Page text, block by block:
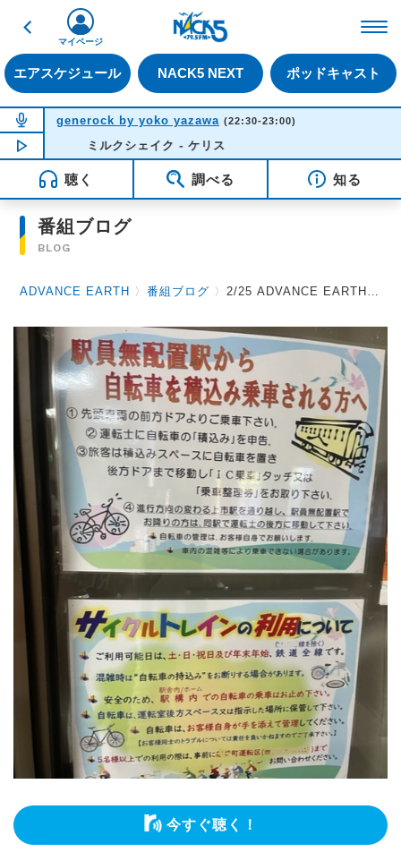
戻る
エアスケジュール NACK5 NEXT ポッドキャスト
マイページ
NOW ON AIR
generock by yoko yazawa (22:30-23:00)
NOW PLAYING 22:42
ミルクシェイク - ケリス
聴く 調べる 知る
番組ブログ
BLOG
ADVANCE EARTH 〉番組ブログ 〉2/25 ADVANCE EARTH 放送後記
今すぐ聴く！